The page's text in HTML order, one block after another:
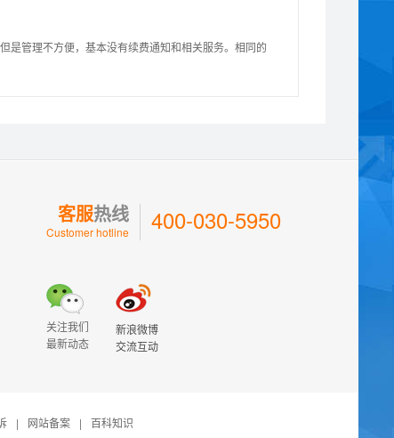
是管理不方便，基本没有续费通知和相关服务。相同的
客服热线
Customer hotline 400-030-5950
关注我们
最新动态
新浪微博
交流互动
| 网站备案 | 百科知识